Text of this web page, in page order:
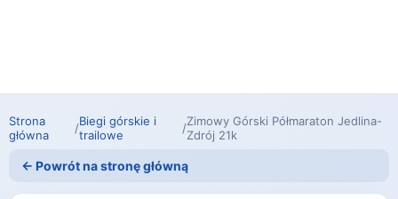
Strona
główna
/Biegi górskie i
trailowe
/Zimowy Górski Półmaraton Jedlina-
Zdrój 21k
← Powrót na stronę główną